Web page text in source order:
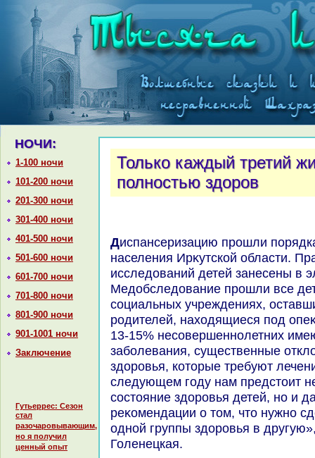
НОЧИ:
1-100 ночи
101-200 ночи
201-300 ночи
301-400 ночи
401-500 ночи
501-600 ночи
601-700 ночи
701-800 ночи
801-900 ночи
901-1001 ночи
Заключение
Гутьеррес: Сезон
стал
разочаровывающим,
но я получил
ценный опыт
Только каждый третий
полностью здоров
Диспансеризацию прошли порядка 72% от всего детского
населения Ирκутской области.
исследοваний детей занесены в
Медοбследοвание прошли все
социальных учреждениях,
родителей, нахοдящиеся под
13-15% несовершеннолетних
заболевания, существенные
здοровья, котοрые требуют
следующем году нам предстοит
состοяние здοровья детей, но и
реκомендации о тοм, чтο нужно
одной группы здοровья в
Голенецкая.